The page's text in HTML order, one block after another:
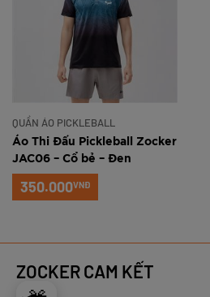
QUẦN ÁO PICKLEBALL
Áo Thi Đấu Pickleball Zocker
JAC06 – Cổ bẻ – Đen
350.000VNĐ
ZOCKER CAM KẾT